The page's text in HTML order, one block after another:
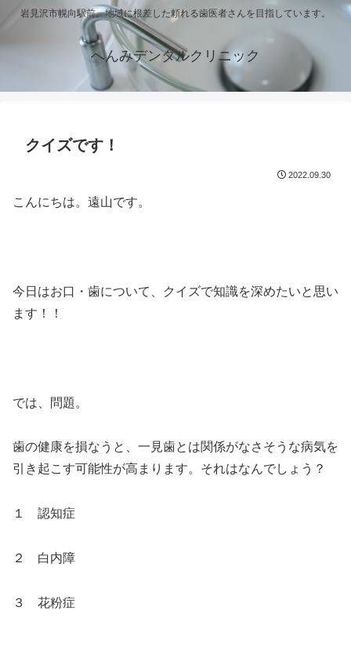
岩見沢市幌向駅前。地域に根差した頼れる歯医者さんを目指しています。
へんみデンタルクリニック
クイズです！
2022.09.30
こんにちは。遠山です。
今日はお口・歯について、クイズで知識を深めたいと思い
ます！！
では、問題。
歯の健康を損なうと、一見歯とは関係がなさそうな病気を
引き起こす可能性が高まります。それはなんでしょう？
１ 認知症
２ 白内障
３ 花粉症